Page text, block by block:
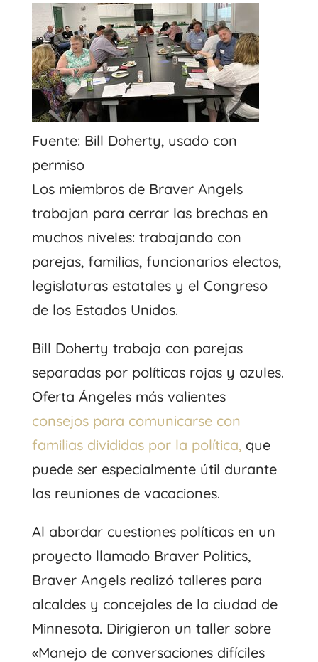
Fuente: Bill Doherty, usado con
permiso
Los miembros de Braver Angels
trabajan para cerrar las brechas en
muchos niveles: trabajando con
parejas, familias, funcionarios electos,
legislaturas estatales y el Congreso
de los Estados Unidos.
Bill Doherty trabaja con parejas
separadas por políticas rojas y azules.
Oferta Ángeles más valientes
consejos para comunicarse con
familias divididas por la política, que
puede ser especialmente útil durante
las reuniones de vacaciones.
Al abordar cuestiones políticas en un
proyecto llamado Braver Politics,
Braver Angels realizó talleres para
alcaldes y concejales de la ciudad de
Minnesota. Dirigieron un taller sobre
«Manejo de conversaciones difíciles